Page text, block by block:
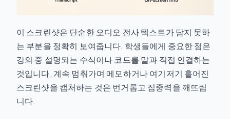
이 스크린샷은 단순한 오디오 전사 텍스트가 담지 못하
는 부분을 정확히 보여줍니다. 학생들에게 중요한 점은
강의 중 설명되는 수식이나 코드를 말과 직접 연결하는
것입니다. 계속 멈춰가며 메모하거나 여기저기 흩어진
스크린샷을 캡처하는 것은 번거롭고 집중력을 깨뜨립
니다.